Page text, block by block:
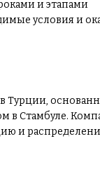
и этапами
условия и
Турции,
в Стамбуле.
и